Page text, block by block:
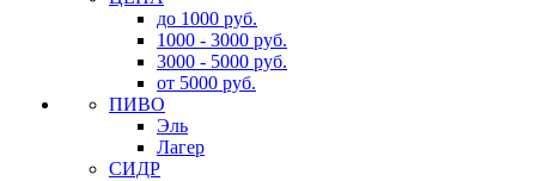
до 1000 руб.
1000 - 3000 руб.
3000 - 5000 руб.
от 5000 руб.
ПИВО
Эль
Лагер
СИДР